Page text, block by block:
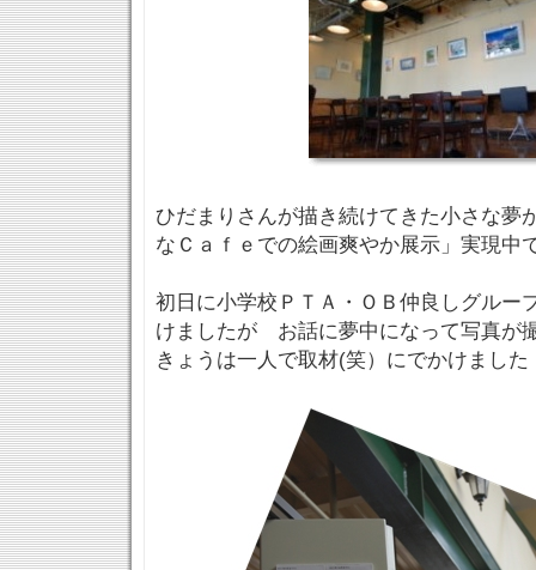
ひだまりさんが描き続けてきた小さな夢
なＣａｆｅでの絵画爽やか展示」実現中
初日に小学校ＰＴＡ・ＯＢ仲良しグルー
けましたが お話に夢中になって写真
きょうは一人で取材(笑）にでかけました